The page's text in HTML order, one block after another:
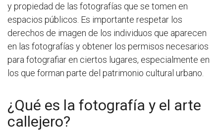
y propiedad de las fotografías que se tomen en
espacios públicos. Es importante respetar los
derechos de imagen de los individuos que aparecen
en las fotografías y obtener los permisos necesarios
para fotografiar en ciertos lugares, especialmente en
los que forman parte del patrimonio cultural urbano.
¿Qué es la fotografía y el arte
callejero?